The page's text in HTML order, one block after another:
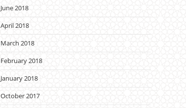
June 2018
April 2018
March 2018
February 2018
January 2018
October 2017